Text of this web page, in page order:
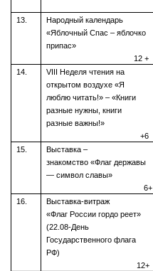
13.
Народный календарь
«Яблочный Спас – яблочко
припас»
12 +
14.
VIII Неделя чтения на
открытом воздухе «Я
люблю читать!» – «Книги
разные нужны, книги
разные важны!»
+6
15.
Выставка –
знакомство «Флаг державы
— символ славы»
6+
16.
Выставка-витраж
«Флаг России гордо реет»
(22.08-День
Государственного флага
РФ)
12+